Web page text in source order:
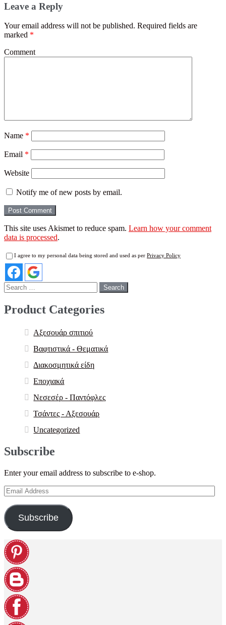
Leave a Reply
Your email address will not be published. Required fields are
marked *
Comment
Name *
Email *
Website
Notify me of new posts by email.
This site uses Akismet to reduce spam. Learn how your comment
data is processed.
I agree to my personal data being stored and used as per Privacy Policy
Search
for:
Product Categories
Αξεσουάρ σπιτιού
Βαφτιστικά - Θεματικά
Διακοσμητικά είδη
Εποχιακά
Νεσεσέρ - Παντόφλες
Τσάντες - Αξεσουάρ
Uncategorized
Subscribe
Enter your email address to subscribe to e-shop.
Email
Address
Subscribe